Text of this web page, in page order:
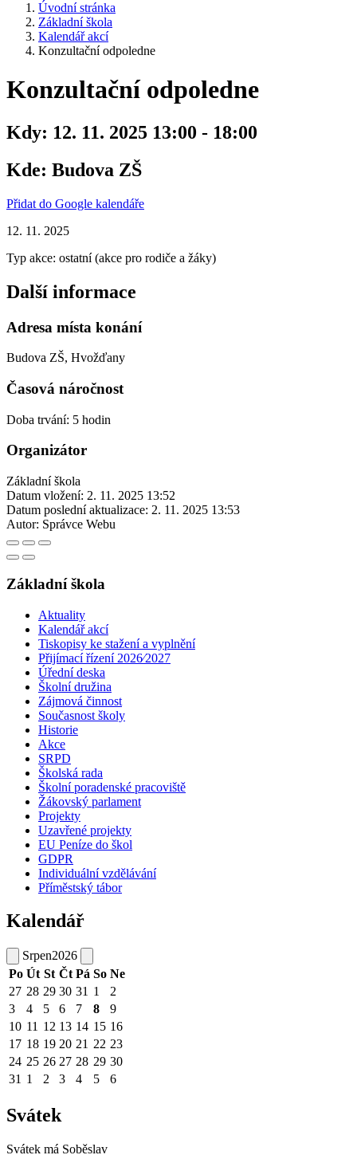
Úvodní stránka
Základní škola
Kalendář akcí
Konzultační odpoledne
Konzultační odpoledne
Kdy: 12. 11. 2025 13:00 - 18:00
Kde: Budova ZŠ
Přidat do Google kalendáře
12. 11. 2025
Typ akce: ostatní (akce pro rodiče a žáky)
Další informace
Adresa místa konání
Budova ZŠ, Hvožďany
Časová náročnost
Doba trvání: 5 hodin
Organizátor
Základní škola
Datum vložení: 2. 11. 2025 13:52
Datum poslední aktualizace: 2. 11. 2025 13:53
Autor: Správce Webu
Základní škola
Aktuality
Kalendář akcí
Tiskopisy ke stažení a vyplnění
Přijímací řízení 2026⁄2027
Úřední deska
Školní družina
Zájmová činnost
Současnost školy
Historie
Akce
SRPD
Školská rada
Školní poradenské pracoviště
Žákovský parlament
Projekty
Uzavřené projekty
EU Peníze do škol
GDPR
Individuální vzdělávání
Příměstský tábor
Kalendář
Srpen2026
Po Út St Čt Pá So Ne
27 28 29 30 31 1
2
3
4 5 6 7 8
9
10 11 12 13 14 15 16
17 18 19 20 21 22 23
24 25 26 27 28 29 30
31 1 2 3 4 5 6
Svátek
Svátek má Soběslav